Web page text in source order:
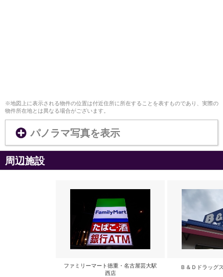
※地図上に表示される物件の位置は付近住所に所在することを表すものであり、実際の
物件所在地とは異なる場合がございます。
パノラマ写真を表示
周辺施設
ファミリーマート徳重・名古屋芸大駅
西店
Ｂ＆Ｄドラッグ